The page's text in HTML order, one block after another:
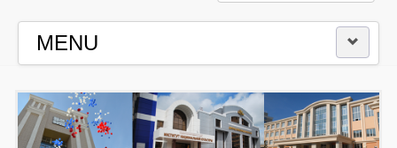
MENU
РЕДКОЛЛЕГИЯ